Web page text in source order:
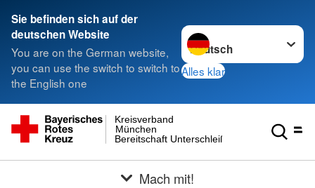
Sie befinden sich auf der
deutschen Website
You are on the German website,
you can use the switch to switch to
the English one
Sprache wechseln zu
Alles klar
Bereitschaft Unterschleißheim
München
Kreisverband
Mach mit!